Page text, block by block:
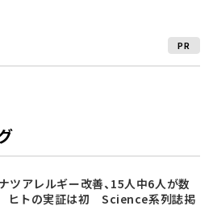
PR
ツアレルギー改善、15人中6人が数
ヒトの実証は初 Science系列誌掲